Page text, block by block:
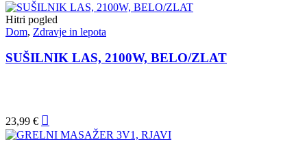
Hitri pogled
Dom, Zdravje in lepota
SUŠILNIK LAS, 2100W, BELO/ZLAT
23,99 €